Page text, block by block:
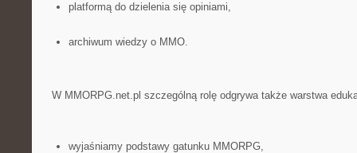
platformą do dzielenia się opiniami,
archiwum wiedzy o MMO.
W MMORPG.net.pl szczególną rolę odgrywa także warstwa
wyjaśniamy podstawy gatunku MMORPG,